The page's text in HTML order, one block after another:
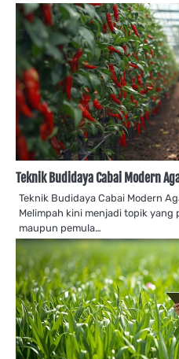
Teknik Budidaya Cabai Modern
Teknik Budidaya Cabai Modern
Melimpah kini menjadi topik
maupun pemula…